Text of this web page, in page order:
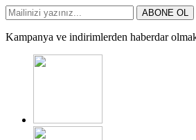
ABONE OL
Kampanya ve indirimlerden haberdar